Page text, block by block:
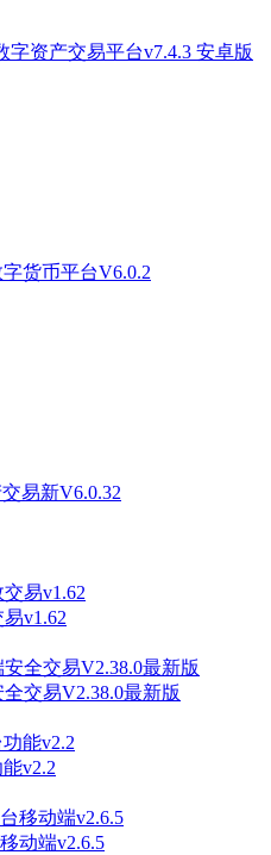
字资产交易平台v7.4.3 安卓版
货币平台V6.0.2
易新V6.0.32
v1.62
交易V2.38.0最新版
v2.2
动端v2.6.5